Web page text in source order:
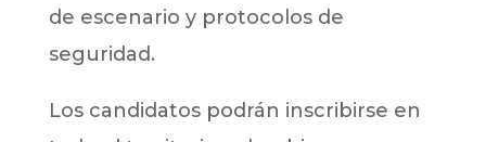
de escenario y protocolos de
seguridad.
Los candidatos podrán inscribirse en